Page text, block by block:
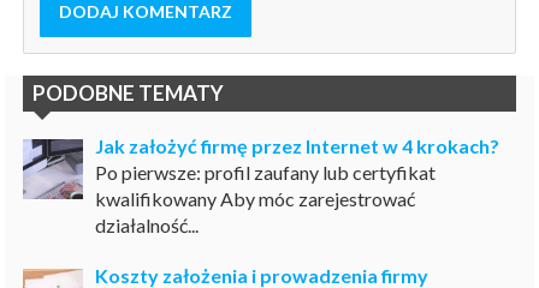
DODAJ KOMENTARZ
PODOBNE TEMATY
Jak założyć firmę przez Internet w 4 krokach?
Po pierwsze: profil zaufany lub certyfikat
kwalifikowany Aby móc zarejestrować
działalność...
Koszty założenia i prowadzenia firmy